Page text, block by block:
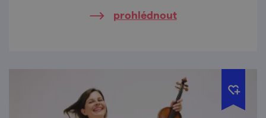
prohlédnout